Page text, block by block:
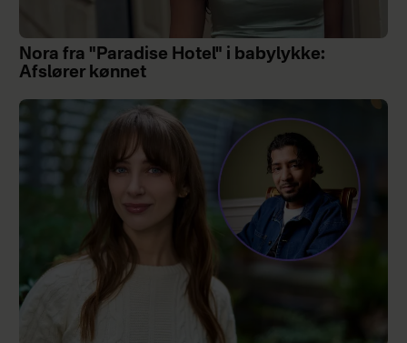
Nora fra "Paradise Hotel" i babylykke:
Afslører kønnet